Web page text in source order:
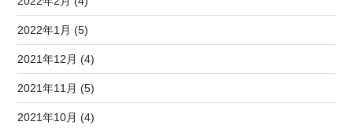
2022年1月 (5)
2021年12月 (4)
2021年11月 (5)
2021年10月 (4)